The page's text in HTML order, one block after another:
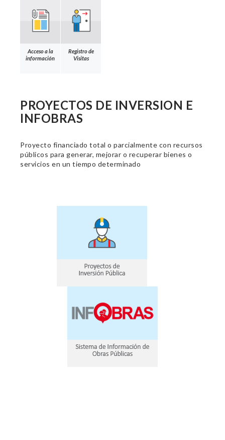
Acceso a la
información
Registro de
Visitas
PROYECTOS DE INVERSION E
INFOBRAS
Proyecto financiado total o parcialmente con recursos
públicos para generar, mejorar o recuperar bienes o
servicios en un tiempo determinado